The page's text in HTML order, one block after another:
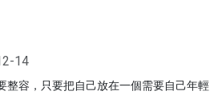
14
整容，只要把自己放在一個需要自己年輕